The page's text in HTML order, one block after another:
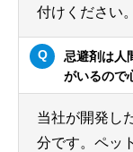
付けください。
忌避剤は人
がいるので
当社が開発し
分です。ペッ